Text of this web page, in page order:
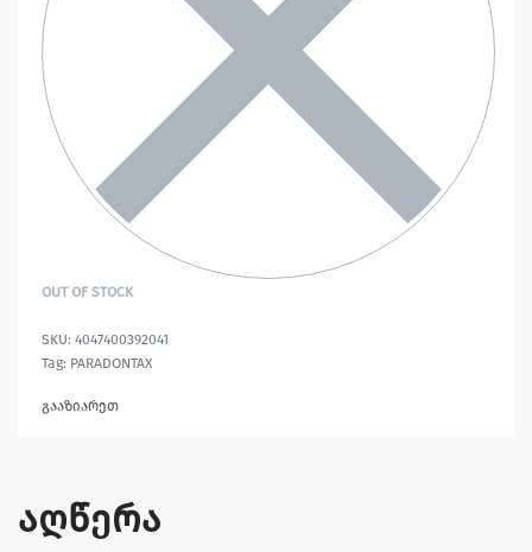
OUT OF STOCK
4047400392041
Tag: PARADONTAX
გააზიარეთ
აღწერა